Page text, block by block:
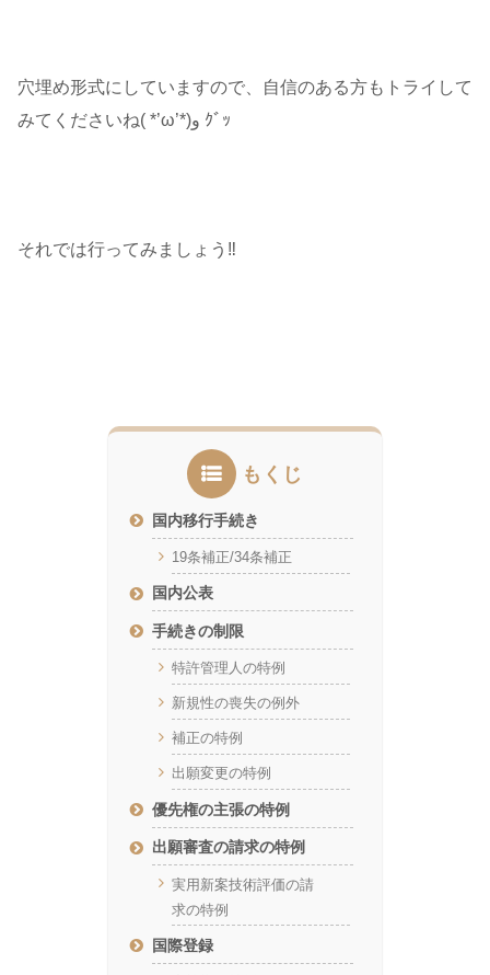
穴埋め形式にしていますので、自信のある方もトライして
みてくださいね( *’ω’*)و ｸﾞｯ
それでは行ってみましょう‼︎
もくじ
国内移行手続き
19条補正/34条補正
国内公表
手続きの制限
特許管理人の特例
新規性の喪失の例外
補正の特例
出願変更の特例
優先権の主張の特例
出願審査の請求の特例
実用新案技術評価の請
求の特例
国際登録